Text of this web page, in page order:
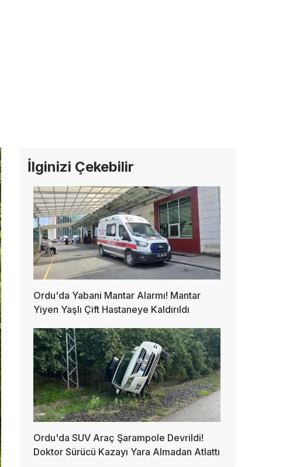
İlginizi Çekebilir
Ordu'da Yabani Mantar Alarmı! Mantar
Yiyen Yaşlı Çift Hastaneye Kaldırıldı
Ordu'da SUV Araç Şarampole Devrildi!
Doktor Sürücü Kazayı Yara Almadan Atlattı